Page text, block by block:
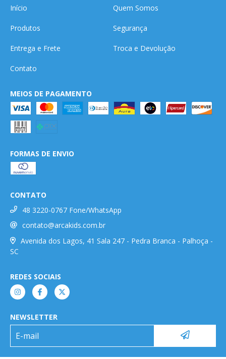
Início
Quem Somos
Produtos Segurança
Entrega e Frete Troca e Devolução
Contato
MEIOS DE PAGAMENTO
FORMAS DE ENVIO
CONTATO
48 3220-0767 Fone/WhatsApp
contato@arcakids.com.br
Avenida dos Lagos, 41 Sala 247 - Pedra Branca - Palhoça -
SC
REDES SOCIAIS
NEWSLETTER